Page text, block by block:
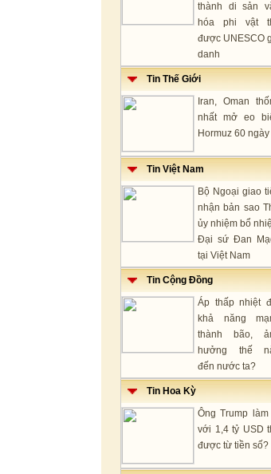
thành di sản
hóa phi vật
được UNESCO
danh
Tin Thế Giới
Iran, Oman
nhất mở eo
Hormuz 60 ngày
Tin Việt Nam
Bộ Ngoại giao
nhận bản sao
ủy nhiệm bổ
Đại sứ Đan
tại Việt Nam
Tin Cộng Đồng
Áp thấp nhiệt
khả năng
thành bão,
hưởng thế
đến nước ta?
Tin Hoa Kỳ
Ông Trump
với 1,4 tỷ USD
được từ tiền số?